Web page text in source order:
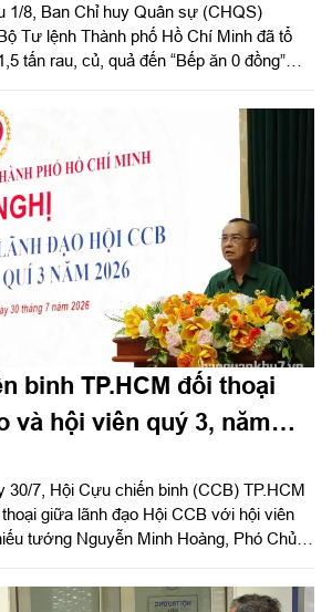
1/8, Ban Chỉ huy Quân sự (CHQS)
Tư lệnh Thành phố Hồ Chí Minh đã tổ
tấn rau, củ, quả đến “Bếp ăn 0 đồng”
Nhơn Phú (Thành phố Hồ Chí Minh).
binh TP.HCM đối thoại
và hội viên quý 3, năm
30/7, Hội Cựu chiến binh (CCB) TP.HCM
giữa lãnh đạo Hội CCB với hội viên
tướng Nguyễn Minh Hoàng, Phó Chủ
CCB TP.HCM chủ trì hội nghị.